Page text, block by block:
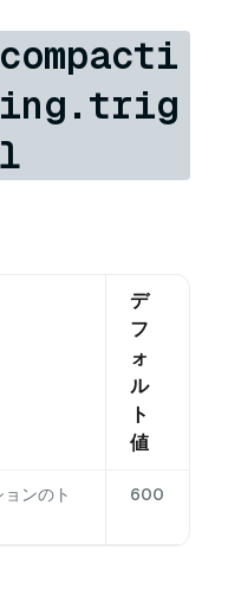
デ
フ
ォ
ル
ト
値
ンのト
600